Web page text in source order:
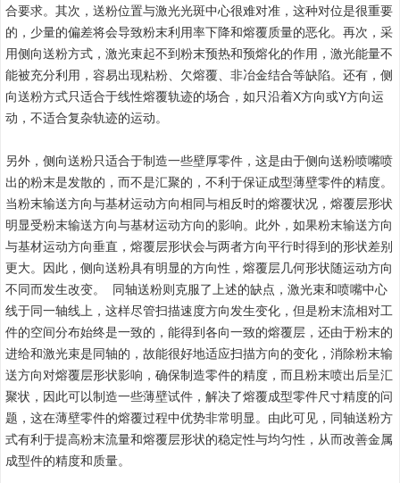
合要求。其次，送粉位置与激光光斑中心很难对准，这种对位是很重要
的，少量的偏差将会导致粉末利用率下降和熔覆质量的恶化。再次，采
用侧向送粉方式，激光束起不到粉末预热和预熔化的作用，激光能量不
能被充分利用，容易出现粘粉、欠熔覆、非冶金结合等缺陷。还有，侧
向送粉方式只适合于线性熔覆轨迹的场合，如只沿着X方向或Y方向运
动，不适合复杂轨迹的运动。
另外，侧向送粉只适合于制造一些壁厚零件，这是由于侧向送粉喷嘴喷
出的粉末是发散的，而不是汇聚的，不利于保证成型薄壁零件的精度。
当粉末输送方向与基材运动方向相同与相反时的熔覆状况，熔覆层形状
明显受粉末输送方向与基材运动方向的影响。此外，如果粉末输送方向
与基材运动方向垂直，熔覆层形状会与两者方向平行时得到的形状差别
更大。因此，侧向送粉具有明显的方向性，熔覆层几何形状随运动方向
不同而发生改变。 同轴送粉则克服了上述的缺点，激光束和喷嘴中心
线于同一轴线上，这样尽管扫描速度方向发生变化，但是粉末流相对工
件的空间分布始终是一致的，能得到各向一致的熔覆层，还由于粉末的
进给和激光束是同轴的，故能很好地适应扫描方向的变化，消除粉末输
送方向对熔覆层形状影响，确保制造零件的精度，而且粉末喷出后呈汇
聚状，因此可以制造一些薄壁试件，解决了熔覆成型零件尺寸精度的问
题，这在薄壁零件的熔覆过程中优势非常明显。由此可见，同轴送粉方
式有利于提高粉末流量和熔覆层形状的稳定性与均匀性，从而改善金属
成型件的精度和质量。